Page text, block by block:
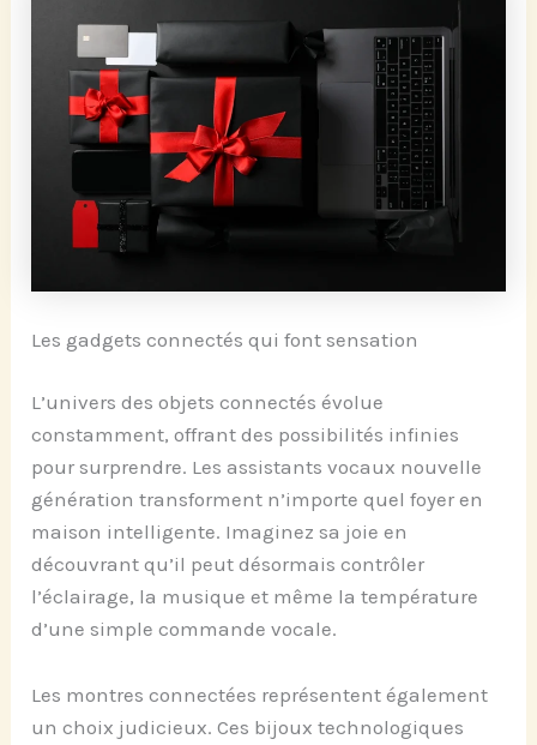
Les gadgets connectés qui font sensation
L’univers des objets connectés évolue
constamment, offrant des possibilités infinies
pour surprendre. Les assistants vocaux nouvelle
génération transforment n’importe quel foyer en
maison intelligente. Imaginez sa joie en
découvrant qu’il peut désormais contrôler
l’éclairage, la musique et même la température
d’une simple commande vocale.
Les montres connectées représentent également
un choix judicieux. Ces bijoux technologiques